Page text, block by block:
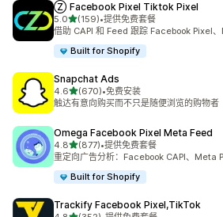
Ⓩ Facebook Pixel Tiktok Pixel
5.0星（满分 5 星）
(159)
总共 159 条评论
•提供免费套餐
借助 CAPI 和 Feed 跟踪 Facebook Pixel
Built for Shopify
Snapchat Ads
4.6星（满分 5 星）
(670)
总共 670 条评论
•免费安装
触达有意向购买而不只是随便浏览的购物者
Omega Facebook Pixel Meta Feed
4.8星（满分 5 星）
(877)
总共 877 条评论
•提供免费套餐
重定向广告分析：Facebook CAPI、Meta
Built for Shopify
Trackify Facebook Pixel,TikTok